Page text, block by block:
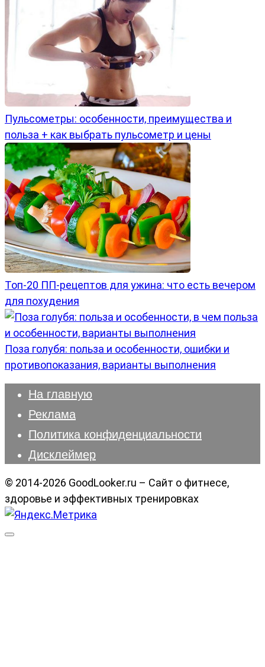
Пульсометры: особенности, преимущества и
польза + как выбрать пульсометр и цены
Топ-20 ПП-рецептов для ужина: что есть вечером
для похудения
Поза голубя: польза и особенности, ошибки и
противопоказания, варианты выполнения
На главную
Реклама
Политика конфиденциальности
Дисклеймер
© 2014-2026 GoodLooker.ru – Сайт о фитнесе,
здоровье и эффективных тренировках